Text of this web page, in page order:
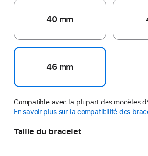
40 mm
46 mm
Compatible avec la plupart des modèles
En savoir plus sur la compatibilité des
Taille du bracelet